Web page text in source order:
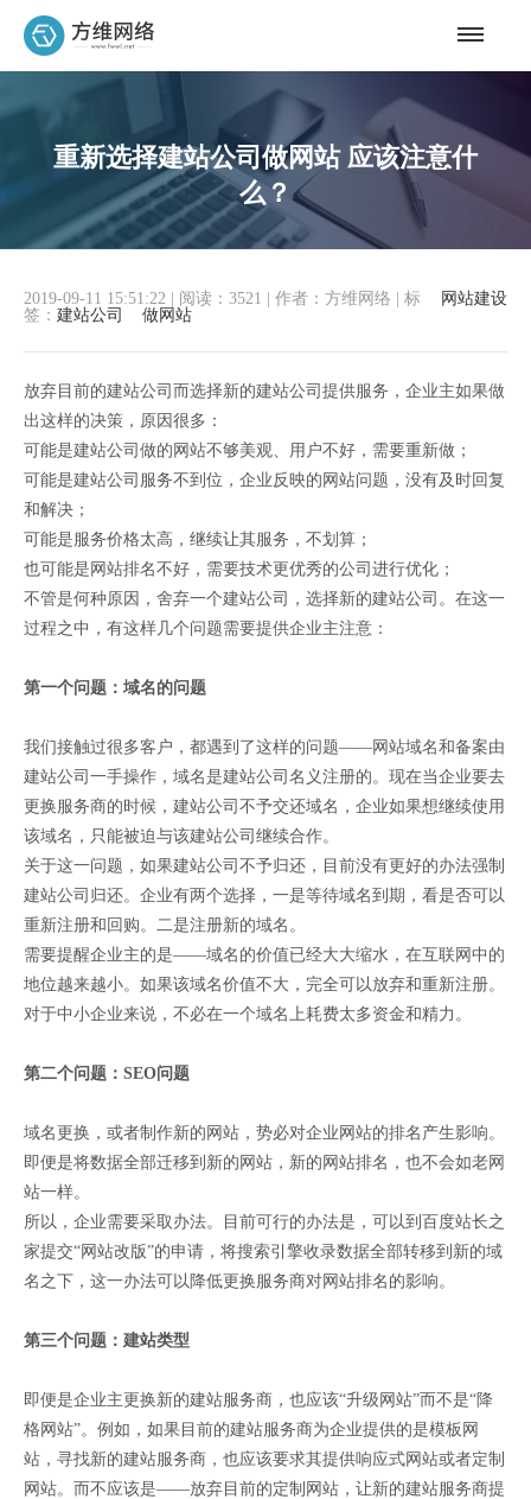
重新选择建站公司做网站 应该注意什
么？
网站建设
2019-09-11 15:51:22 阅读：3521 作者：方维网络
标
签： 建站公司 做网站
放弃目前的建站公司而选择新的建站公司提供服务，企业主如果做
出这样的决策，原因很多：
可能是建站公司做的网站不够美观、用户不好，需要重新做；
可能是建站公司服务不到位，企业反映的网站问题，没有及时回复
和解决；
可能是服务价格太高，继续让其服务，不划算；
也可能是网站排名不好，需要技术更优秀的公司进行优化；
不管是何种原因，舍弃一个建站公司，选择新的建站公司。在这一
过程之中，有这样几个问题需要提供企业主注意：
第一个问题：域名的问题
我们接触过很多客户，都遇到了这样的问题——网站域名和备案由
建站公司一手操作，域名是建站公司名义注册的。现在当企业要去
更换服务商的时候，建站公司不予交还域名，企业如果想继续使用
该域名，只能被迫与该建站公司继续合作。
关于这一问题，如果建站公司不予归还，目前没有更好的办法强制
建站公司归还。企业有两个选择，一是等待域名到期，看是否可以
重新注册和回购。二是注册新的域名。
需要提醒企业主的是——域名的价值已经大大缩水，在互联网中的
地位越来越小。如果该域名价值不大，完全可以放弃和重新注册。
对于中小企业来说，不必在一个域名上耗费太多资金和精力。
第二个问题：SEO问题
域名更换，或者制作新的网站，势必对企业网站的排名产生影响。
即便是将数据全部迁移到新的网站，新的网站排名，也不会如老网
站一样。
所以，企业需要采取办法。目前可行的办法是，可以到百度站长之
家提交“网站改版”的申请，将搜索引擎收录数据全部转移到新的域
名之下，这一办法可以降低更换服务商对网站排名的影响。
第三个问题：建站类型
即便是企业主更换新的建站服务商，也应该“升级网站”而不是“降
格网站”。例如，如果目前的建站服务商为企业提供的是模板网
站，寻找新的建站服务商，也应该要求其提供响应式网站或者定制
网站。而不应该是——放弃目前的定制网站，让新的建站服务商提